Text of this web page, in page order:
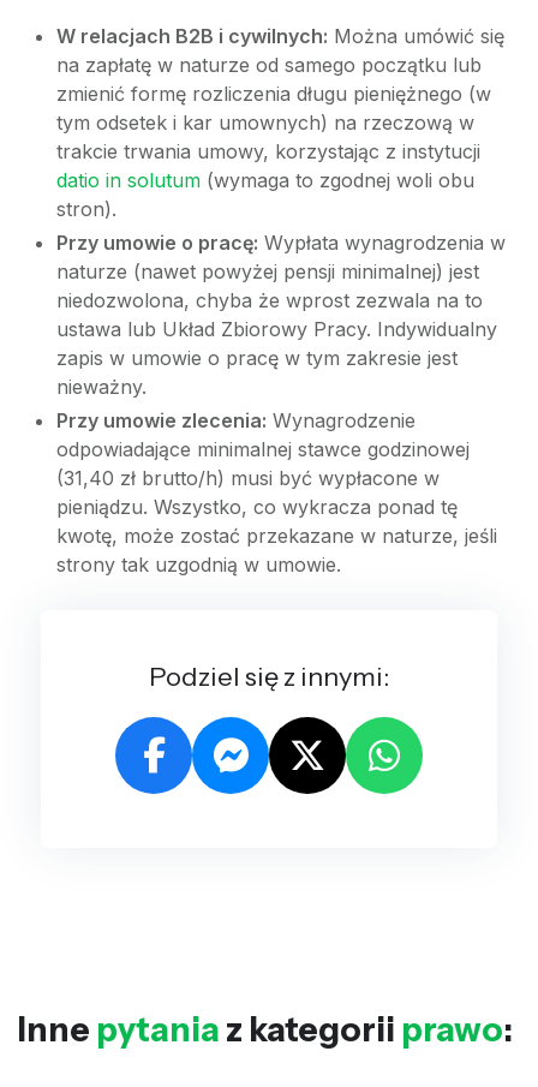
W relacjach B2B i cywilnych: Można umówić się
na zapłatę w naturze od samego początku lub
zmienić formę rozliczenia długu pieniężnego (w
tym odsetek i kar umownych) na rzeczową w
trakcie trwania umowy, korzystając z instytucji
datio in solutum (wymaga to zgodnej woli obu
stron).
Przy umowie o pracę: Wypłata wynagrodzenia w
naturze (nawet powyżej pensji minimalnej) jest
niedozwolona, chyba że wprost zezwala na to
ustawa lub Układ Zbiorowy Pracy. Indywidualny
zapis w umowie o pracę w tym zakresie jest
nieważny.
Przy umowie zlecenia: Wynagrodzenie
odpowiadające minimalnej stawce godzinowej
(31,40 zł brutto/h) musi być wypłacone w
pieniądzu. Wszystko, co wykracza ponad tę
kwotę, może zostać przekazane w naturze, jeśli
strony tak uzgodnią w umowie.
Podziel się z innymi:
Inne pytania z kategorii prawo: